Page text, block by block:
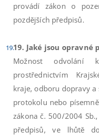
provádí zákon o
pozdějších předpisů.
19. Jaké jsou
Možnost odvolání
prostřednictvím
kraje, odboru dopravy
protokolu nebo
zákona č. 500/2004
předpisů, ve lhůtě